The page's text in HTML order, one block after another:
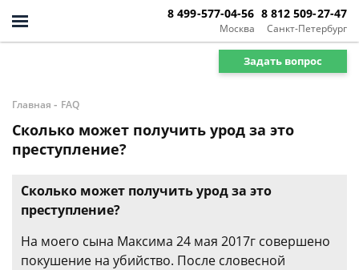
Москва
8 499-577-04-56
Санкт-Петербург
8 812 509-27-47
Задать вопрос
Главная - FAQ
Сколько может получить урод за это
преступление?
Сколько может получить урод за это
преступление?
На моего сына Максима 24 мая 2017г совершено
покушение на убийство. После словесной